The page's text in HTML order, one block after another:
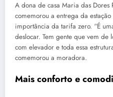
A dona de casa Maria das Dores
comemorou a entrega da
importância da tarifa zero. “É
deslocar. Tem gente que vem
com elevador e toda essa
comemorou a moradora.
Mais conforto e